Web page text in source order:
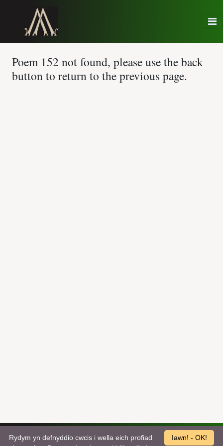
Poem 152 not found, please use the back
button to return to the previous page.
Iawn! - OK!
Rydym yn defnyddio cwcis i wella eich profiad